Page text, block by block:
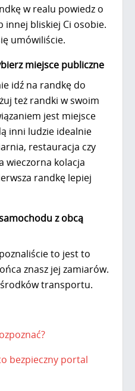
w realu powiedz o
innej bliskiej Ci osobie.
umówiliście.
miejsce publiczne
idź na randkę do
też randki w swoim
jest miejsce
inni ludzie idealnie
restauracja czy
wieczorna kolacja
randkę lepiej
z obcą
to jest to
znasz jej zamiarów.
transportu.
bezpieczny portal